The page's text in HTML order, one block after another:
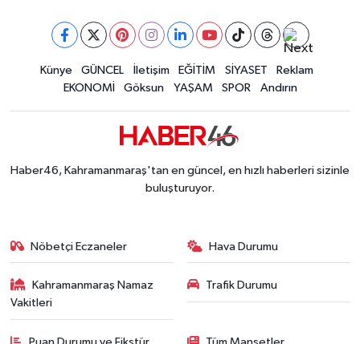
Kahramanmaraş'ta Pusula Maraş Eğitim
Kahramanmaraş'ta Tarım İçin Su Seferberliği
20:02 |Kahramanmaraş'ta 5 Kilometrelik Yolda Sıcak
Künye GÜNCEL İletişim EĞİTİM SİYASET
Reklam
EKONOMİ
Göksun YAŞAM SPOR Andırın
Haber46, Kahramanmaraş'tan en güncel, en hızlı haberleri sizinle
buluşturuyor.
Nöbetçi Eczaneler Hava Durumu
Kahramanmaraş Namaz
Vakitleri
Trafik Durumu